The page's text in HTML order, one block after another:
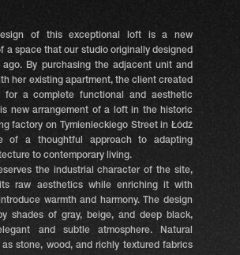
of this exceptional loft is a new
a space that our studio originally designed
By purchasing the adjacent unit and
her existing apartment, the client created
for a complete functional and aesthetic
new arrangement of a loft in the historic
factory on Tymienieckiego Street in Łódź
of a thoughtful approach to adapting
to contemporary living.
the industrial character of the site,
raw aesthetics while enriching it with
warmth and harmony. The design
shades of gray, beige, and deep black,
and subtle atmosphere. Natural
stone, wood, and richly textured fabrics